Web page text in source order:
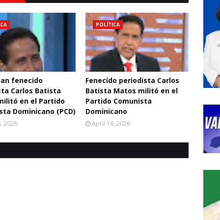
fenecido
Carlos Batista
en el Partido
Dominicano (PCD)
2026
POLÍTICA
Fenecido periodista Carlos
Batista Matos militó en el
Partido Comunista
Dominicano
April 16, 2026